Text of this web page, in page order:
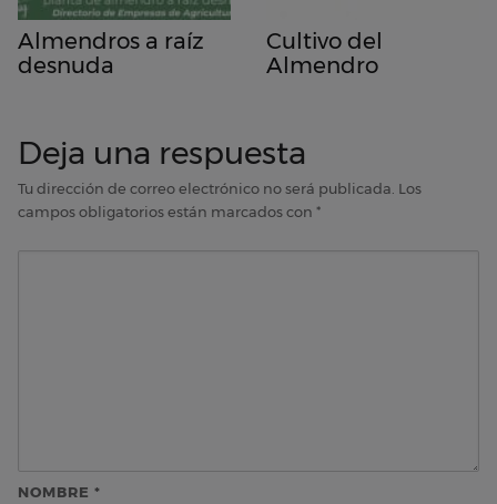
Almendros a raíz
desnuda
Cultivo del
Almendro
Deja una respuesta
Tu dirección de correo electrónico no será publicada. Los
campos obligatorios están marcados con *
NOMBRE *